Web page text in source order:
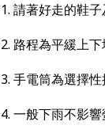
1. 請著好走的鞋
2. 路程為平緩上
3. 手電筒為選擇
4. 一般下雨不影